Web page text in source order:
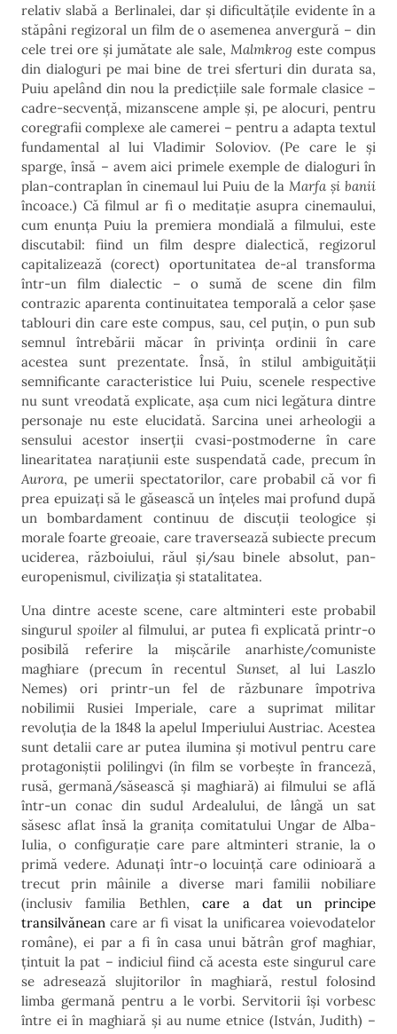
relativ slabă a Berlinalei, dar și dificultățile evidente în a
stăpâni regizoral un film de o asemenea anvergură – din
cele trei ore și jumătate ale sale, Malmkrog este compus
din dialoguri pe mai bine de trei sferturi din durata sa,
Puiu apelând din nou la predicțiile sale formale clasice –
cadre-secvență, mizanscene ample și, pe alocuri, pentru
coregrafii complexe ale camerei – pentru a adapta textul
fundamental al lui Vladimir Soloviov. (Pe care le și
sparge, însă – avem aici primele exemple de dialoguri în
plan-contraplan în cinemaul lui Puiu de la Marfa și banii
încoace.) Că filmul ar fi o meditație asupra cinemaului,
cum enunța Puiu la premiera mondială a filmului, este
discutabil: fiind un film despre dialectică, regizorul
capitalizează (corect) oportunitatea de-al transforma
într-un film dialectic – o sumă de scene din film
contrazic aparenta continuitatea temporală a celor șase
tablouri din care este compus, sau, cel puțin, o pun sub
semnul întrebării măcar în privința ordinii în care
acestea sunt prezentate. Însă, în stilul ambiguității
semnificante caracteristice lui Puiu, scenele respective
nu sunt vreodată explicate, așa cum nici legătura dintre
personaje nu este elucidată. Sarcina unei arheologii a
sensului acestor inserții cvasi-postmoderne în care
linearitatea narațiunii este suspendată cade, precum în
Aurora, pe umerii spectatorilor, care probabil că vor fi
prea epuizați să le găsească un înțeles mai profund după
un bombardament continuu de discuții teologice și
morale foarte greoaie, care traversează subiecte precum
uciderea, războiului, răul și/sau binele absolut, pan-
europenismul, civilizația și statalitatea.
Una dintre aceste scene, care altminteri este probabil
singurul spoileral filmului, ar putea fi explicată printr-o
posibilă referire la mișcările anarhiste/comuniste
maghiare (precum în recentul Sunset, al lui Laszlo
Nemes) ori printr-un fel de răzbunare împotriva
nobilimii Rusiei Imperiale, care a suprimat militar
revoluția de la 1848 la apelul Imperiului Austriac. Acestea
sunt detalii care ar putea ilumina și motivul pentru care
protagoniștii polilingvi (în film se vorbește în franceză,
rusă, germană/săsească și maghiară) ai filmului se află
într-un conac din sudul Ardealului, de lângă un sat
săsesc aflat însă la granița comitatului Ungar de Alba-
Iulia, o configurație care pare altminteri stranie, la o
primă vedere. Adunați într-o locuință care odinioară a
trecut prin mâinile a diverse mari familii nobiliare
(inclusiv familia Bethlen,care a dat un principe
transilvănean care ar fi visat la unificarea voievodatelor
române), ei par a fi în casa unui bătrân grof maghiar,
țintuit la pat – indiciul fiind că acesta este singurul care
se adresează slujitorilor în maghiară, restul folosind
limba germană pentru a le vorbi. Servitorii își vorbesc
între ei în maghiară și au nume etnice (István, Judith) –